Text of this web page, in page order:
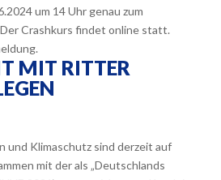
um 14 Uhr genau zum
Crashkurs findet online statt.
MIT RITTER
und Klimaschutz sind derzeit auf
mit der als „Deutschlands